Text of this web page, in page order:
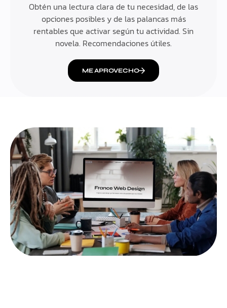
Obtén una lectura clara de tu necesidad, de las
opciones posibles y de las palancas más
rentables que activar según tu actividad. Sin
novela. Recomendaciones útiles.
ME APROVECHO